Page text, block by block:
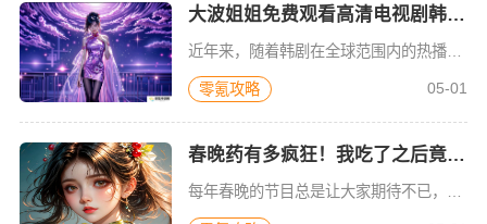
大波姐姐免费观看高清电视剧韩剧！这些必看剧集你绝对不容错过！
近年来，随着韩剧在全球范围内的热播，越来越多的观众对大波姐姐免费观看高清电视剧韩剧产生了浓厚兴趣。尤其是对于那些忙碌的都市人来说，能够在空闲时间通过高清网络平台观看这些剧集，成为了一种放松和享受的方式
零氪攻略 05-01
春晚药有多疯狂！我吃了之后竟然这样变了，大家都震惊了！
每年春晚的节目总是让大家期待不已，然而，在这其中，有一个特别的“春晚药”话题，它不仅引起了广泛讨论，还让许多人在吃了它之后的表现变得疯狂、甚至无法自控。那么，这种所谓的春晚药究竟是怎样的存在？它的作用